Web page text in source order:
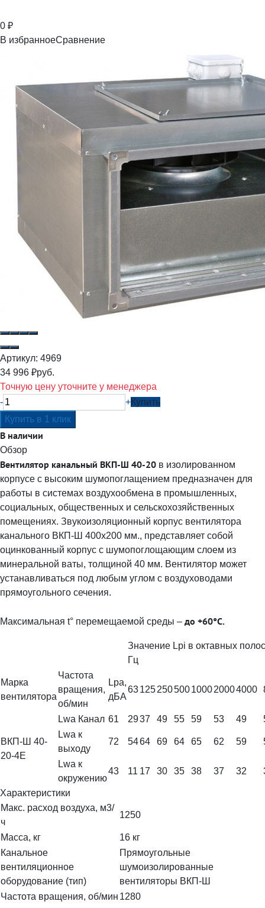
0 ₽
В избранноеСравнение
Артикул: 4969
34 996 ₽руб.
Точную цену уточните у менеджера
-
+Купить
В наличии
Обзор
Вентилятор канальный ВКП-Ш 40-20 в изолированном
корпусе с высоким шумопоглащением предназначен для
работы в системах воздухообмена в промышленных,
социальных, общественных и сельскохозяйственных
помещениях. Звукоизоляционный корпус вентилятора
канального ВКП-Ш 400х200 мм., представляет собой
оцинкованный корпус с шумопоглощающим слоем из
минеральной ваты, толщиной 40 мм. Вентилятор может
устанавливаться под любым углом с воздуховодами
прямоугольного сечения.
Максимальная t° перемещаемой среды – до +60°С.
Значение Lpi в октавных
Гц
Марка
вентилятора
Частота
вращения,
об/мин
Lpa,
дБА
63125250500100020004000
ВКП-Ш 40-
20-4Е
Lwa Канал 61 2937 49 55 59 53 49
Lwa к
выходу
72 5464 69 64 65 62 59
Lwa к
окружению
43 11 17 30 35 38 37 32
Характеристики
Макс. расход воздуха, м3/
ч
1250
Масса, кг
16 кг
Канальное
вентиляционное
оборудование (тип)
Прямоугольные
шумоизолированные
вентиляторы ВКП-Ш
Частота вращения, об/мин 1280